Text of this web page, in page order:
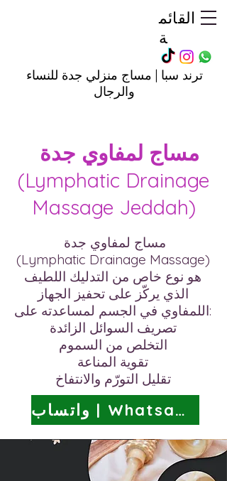
القائم
ة
ترند سبا | مساج منزلي جدة للنساء
والرجال
مساج لمفاوي جدة
(Lymphatic Drainage
Massage Jeddah)
مساج لمفاوي جدة
(Lymphatic Drainage Massage)
هو نوع خاص من التدليك اللطيف
الذي يركّز على تحفيز الجهاز
اللمفاوي في الجسم لمساعدته على:
تصريف السوائل الزائدة
التخلص من السموم
تقوية المناعة
تقليل التورّم والانتفاخ
واتساب | Whatsapp